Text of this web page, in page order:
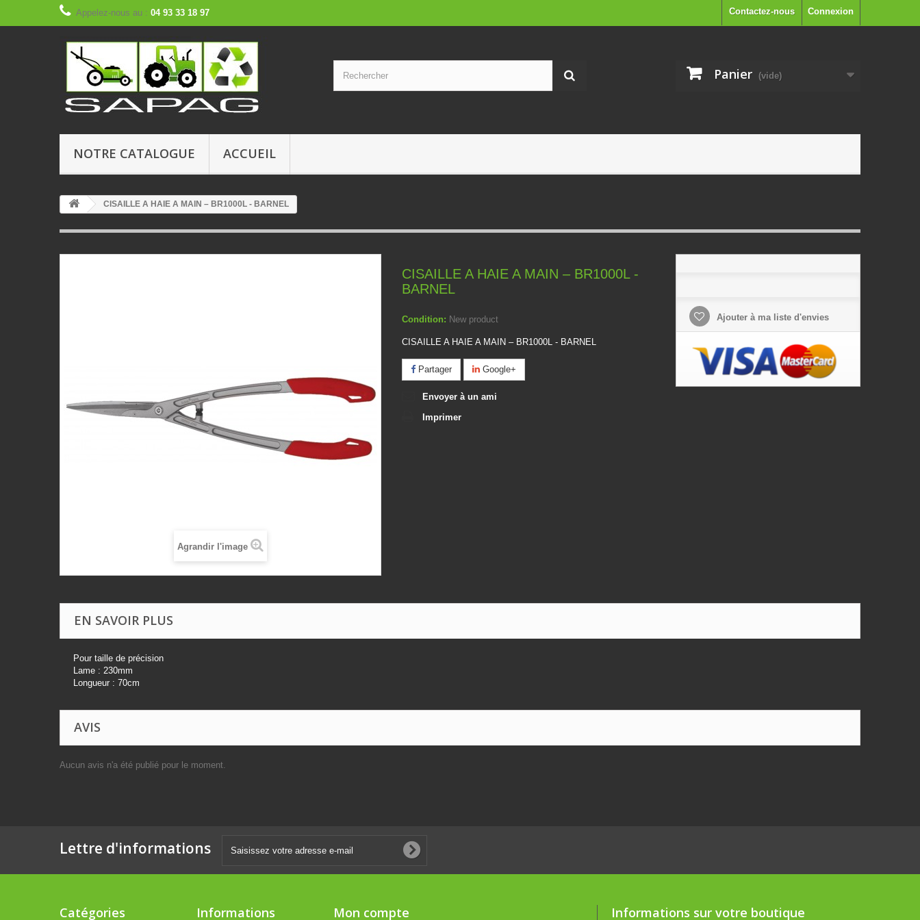
Connexion
Contactez-nous
Appelez-nous au : 04 93 33 18 97
Panier (vide)
NOTRE CATALOGUE ACCUEIL
CISAILLE A HAIE A MAIN – BR1000L - BARNEL
Agrandir l'image
CISAILLE A HAIE A MAIN – BR1000L -
BARNEL
Condition: New product
CISAILLE A HAIE A MAIN – BR1000L - BARNEL
Partager Google+
Envoyer à un ami
Imprimer
Ajouter à ma liste d'envies
EN SAVOIR PLUS
Pour taille de précision
Lame : 230mm
Longueur : 70cm
AVIS
Aucun avis n'a été publié pour le moment.
Lettre d'informations
Catégories Informations Mon compte Informations sur votre boutique